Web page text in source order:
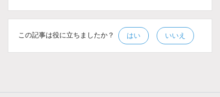
この記事は役に立ちましたか？ はい いいえ